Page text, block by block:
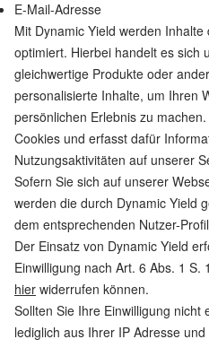
E-Mail-Adresse
Mit Dynamic Yield werden
optimiert. Hierbei handelt es sich
gleichwertige Produkte oder
personalisierte Inhalte, um Ihren
persönlichen Erlebnis zu
Cookies und erfasst dafür
Nutzungsaktivitäten auf unserer
Sofern Sie sich auf unserer
werden die durch Dynamic Yield
dem entsprechenden Nutzer-
Der Einsatz von Dynamic Yield
Einwilligung nach Art. 6 Abs. 1 S.
hier widerrufen können.
Sollten Sie Ihre Einwilligung nicht
lediglich aus Ihrer IP Adresse